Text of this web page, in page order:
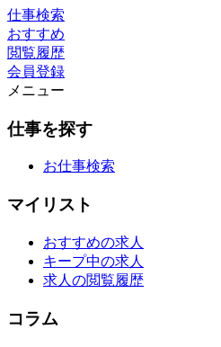
仕事検索
おすすめ
閲覧履歴
会員登録
メニュー
仕事を探す
お仕事検索
マイリスト
おすすめの求人
キープ中の求人
求人の閲覧履歴
コラム